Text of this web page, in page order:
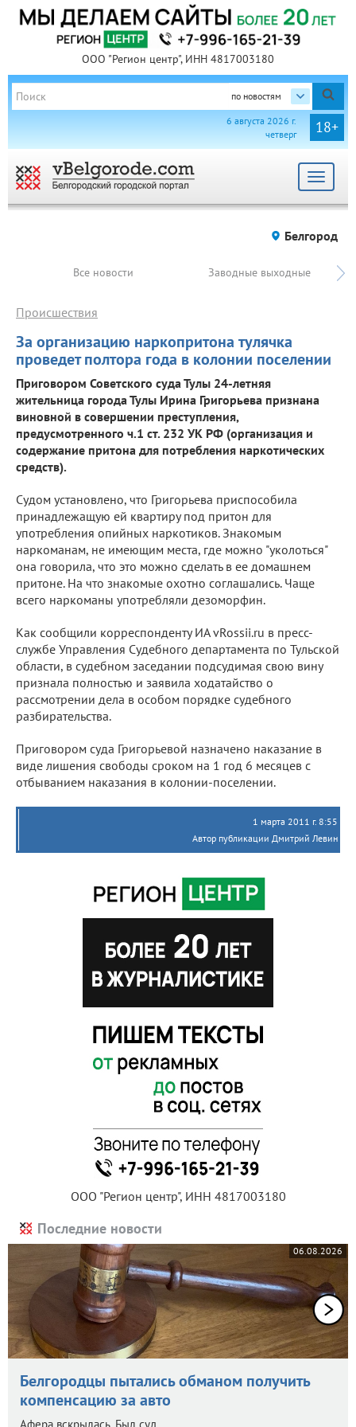
ООО "Регион центр", ИНН 4817003180
по новостям
18+
6 августа 2026 г.
четверг
Toggle
Белгород
Все новости Заводные выходные
За организацию наркопритона тулячка
проведет полтора года в колонии поселении
Происшествия
Приговором Советского суда Тулы 24-летняя
жительница города Тулы Ирина Григорьева признана
виновной в совершении преступления,
предусмотренного ч.1 ст. 232 УК РФ (организация и
содержание притона для потребления наркотических
средств).
Судом установлено, что Григорьева приспособила
принадлежащую ей квартиру под притон для
употребления опийных наркотиков. Знакомым
наркоманам, не имеющим места, где можно "уколоться"
она говорила, что это можно сделать в ее домашнем
притоне. На что знакомые охотно соглашались. Чаще
всего наркоманы употребляли дезоморфин.
Как сообщили корреспонденту ИА vRossii.ru в пресс-
службе Управления Судебного департамента по Тульской
области, в судебном заседании подсудимая свою вину
признала полностью и заявила ходатайство о
рассмотрении дела в особом порядке судебного
разбирательства.
Приговором суда Григорьевой назначено наказание в
виде лишения свободы сроком на 1 год 6 месяцев с
отбыванием наказания в колонии-поселении.
1 марта 2011 г. 8:55
Автор публикации Дмитрий Левин
ООО "Регион центр", ИНН 4817003180
Последние новости
06.08.2026
Белгородцы пытались обманом получить
компенсацию за авто